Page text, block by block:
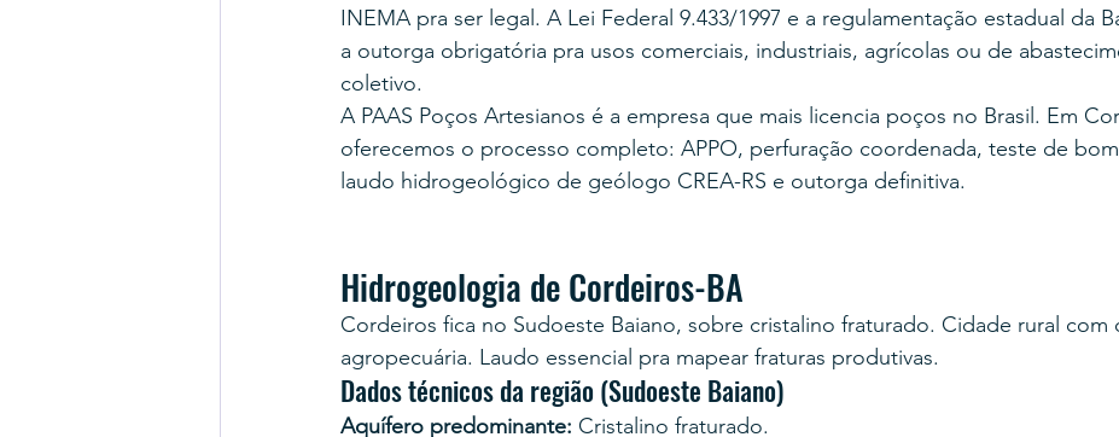
INEMA pra ser legal. A Lei Federal 9.433/1997 e a regulamentação estadual da
a outorga obrigatória pra usos comerciais, industriais, agrícolas ou de
coletivo.
A PAAS Poços Artesianos é a empresa que mais licencia poços no Brasil. Em
oferecemos o processo completo: APPO, perfuração coordenada, teste de
laudo hidrogeológico de geólogo CREA-RS e outorga definitiva.
Hidrogeologia de Cordeiros-BA
Cordeiros fica no Sudoeste Baiano, sobre cristalino fraturado. Cidade rural com
agropecuária. Laudo essencial pra mapear fraturas produtivas.
Dados técnicos da região (Sudoeste Baiano)
Aquífero predominante: Cristalino fraturado.